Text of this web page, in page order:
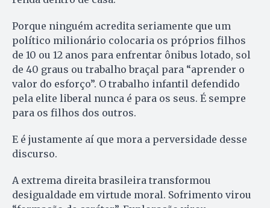
Porque ninguém acredita seriamente que um
político milionário colocaria os próprios filhos
de 10 ou 12 anos para enfrentar ônibus lotado, sol
de 40 graus ou trabalho braçal para “aprender o
valor do esforço”. O trabalho infantil defendido
pela elite liberal nunca é para os seus. É sempre
para os filhos dos outros.
E é justamente aí que mora a perversidade desse
discurso.
A extrema direita brasileira transformou
desigualdade em virtude moral. Sofrimento virou